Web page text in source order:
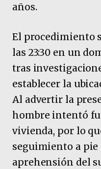
años.
El procedimiento
las 23:30 en un
tras
establecer la
Al advertir la
hombre intentó
vivienda, por lo
seguimiento a
aprehensión del